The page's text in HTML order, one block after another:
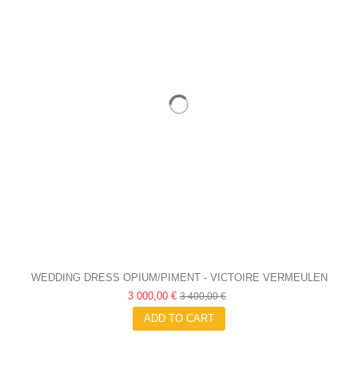
WEDDING DRESS OPIUM/PIMENT - VICTOIRE VERMEULEN
3 000,00 € 3 400,00 €
ADD TO CART